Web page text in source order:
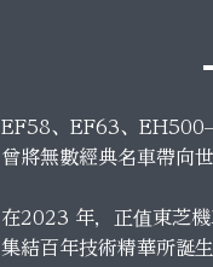
EF58、EF63、
曾將無數經典名車帶向
在2023 年，正值東芝
集結百年技術精華所誕